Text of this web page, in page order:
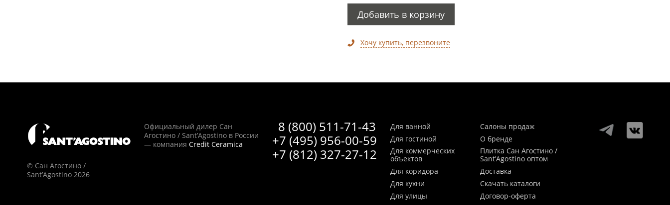
Добавить в корзину
Хочу купить, перезвоните
© Сан Агостино /
Sant’Agostino 2026
8 (800) 511-71-43
+7 (495) 956-00-59
+7 (812) 327-27-12
Официальный дилер Сан
Агостино / Sant’Agostino в России
— компания Credit Ceramica
Для ванной
Для гостиной
Для коммерческих
объектов
Для коридора
Для кухни
Для улицы
Салоны продаж
О бренде
Плитка Сан Агостино /
Sant’Agostino оптом
Доставка
Скачать каталоги
Договор-оферта